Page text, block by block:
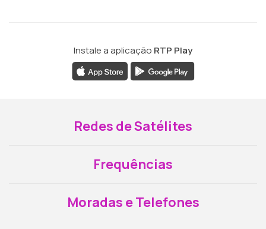
Instale a aplicação RTP Play
Redes de Satélites
Frequências
Moradas e Telefones